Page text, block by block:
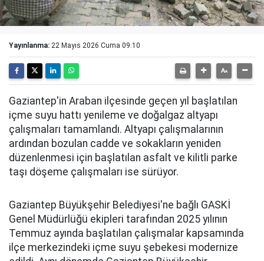
Yayınlanma: 22 Mayıs 2026 Cuma 09:10
Gaziantep'in Araban ilçesinde geçen yıl başlatılan
içme suyu hattı yenileme ve doğalgaz altyapı
çalışmaları tamamlandı. Altyapı çalışmalarının
ardından bozulan cadde ve sokakların yeniden
düzenlenmesi için başlatılan asfalt ve kilitli parke
taşı döşeme çalışmaları ise sürüyor.
Gaziantep Büyükşehir Belediyesi'ne bağlı GASKİ
Genel Müdürlüğü ekipleri tarafından 2025 yılının
Temmuz ayında başlatılan çalışmalar kapsamında
ilçe merkezindeki içme suyu şebekesi modernize